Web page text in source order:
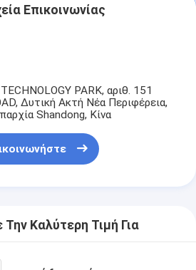
Επικοινωνίας
PARK, αριθ. 151
Δυτική Ακτή Νέα Περιφέρεια,
Shandong, Κίνα
Καλύτερη Τιμή Για